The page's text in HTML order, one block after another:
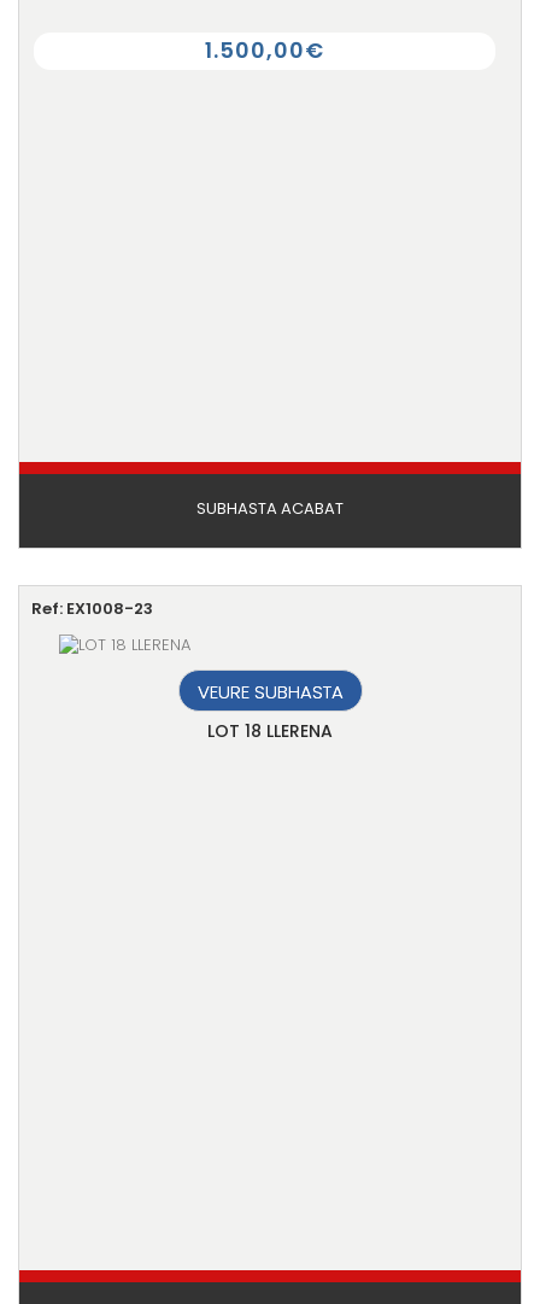
SUBHASTA ACABAT
Ref: EX1008-23
VEURE SUBHASTA
LOT 18 LLERENA
1.500,00€